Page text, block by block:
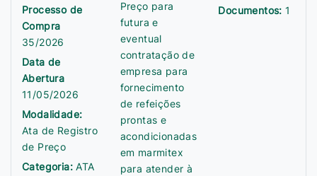
Processo de
Compra
35/2026
Data de
Abertura
11/05/2026
Modalidade:
Ata de Registro
de Preço
Categoria:ATA
Preço para
futura e
eventual
contratação de
empresa para
fornecimento
de refeições
prontas e
acondicionadas
em marmitex
para atender à
Documentos:1